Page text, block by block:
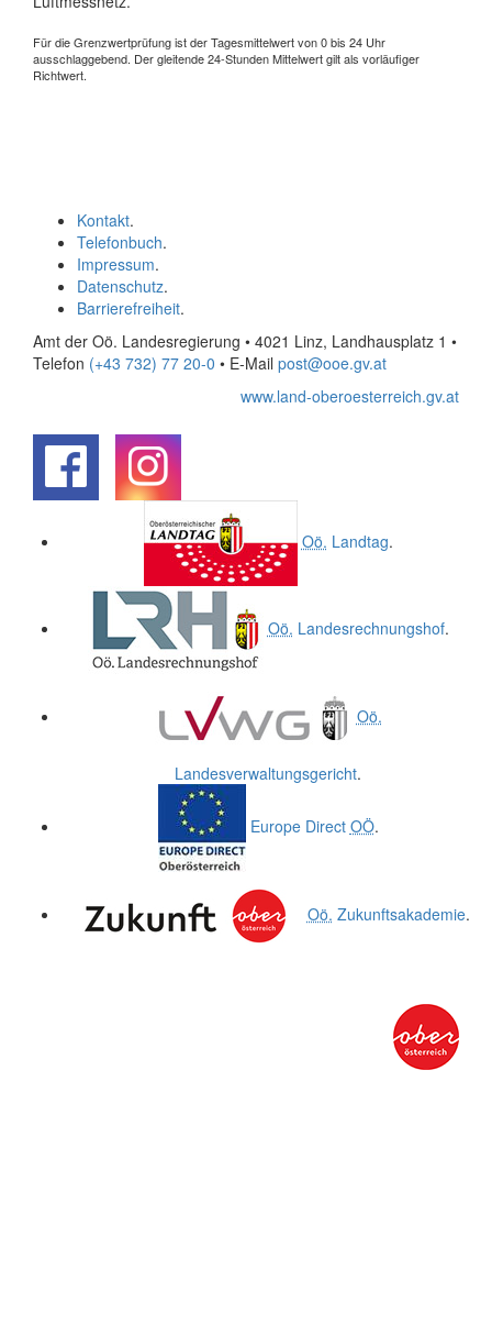
Für die Grenzwertprüfung ist der Tagesmittelwert von 0 bis 24 Uhr
ausschlaggebend. Der gleitende 24-Stunden Mittelwert gilt als vorläufiger
Richtwert.
Kontakt.
Telefonbuch.
Impressum.
Datenschutz.
Barrierefreiheit.
Amt der Oö. Landesregierung • 4021 Linz, Landhausplatz 1 •
Telefon (+43 732) 77 20-0 • E-Mail post@ooe.gv.at
www.land-oberoesterreich.gv.at
Oö. Landtag.
Oö. Landesrechnungshof.
Oö.
Landesverwaltungsgericht.
Europe Direct OÖ.
Oö. Zukunftsakademie.